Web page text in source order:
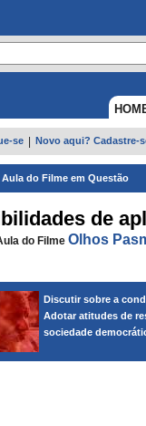
se Novo aqui? Cadastre-
Aula do Filme em Questão
de
do Filme Olhos
Discutir sobre a
Adotar atitudes de
sociedade